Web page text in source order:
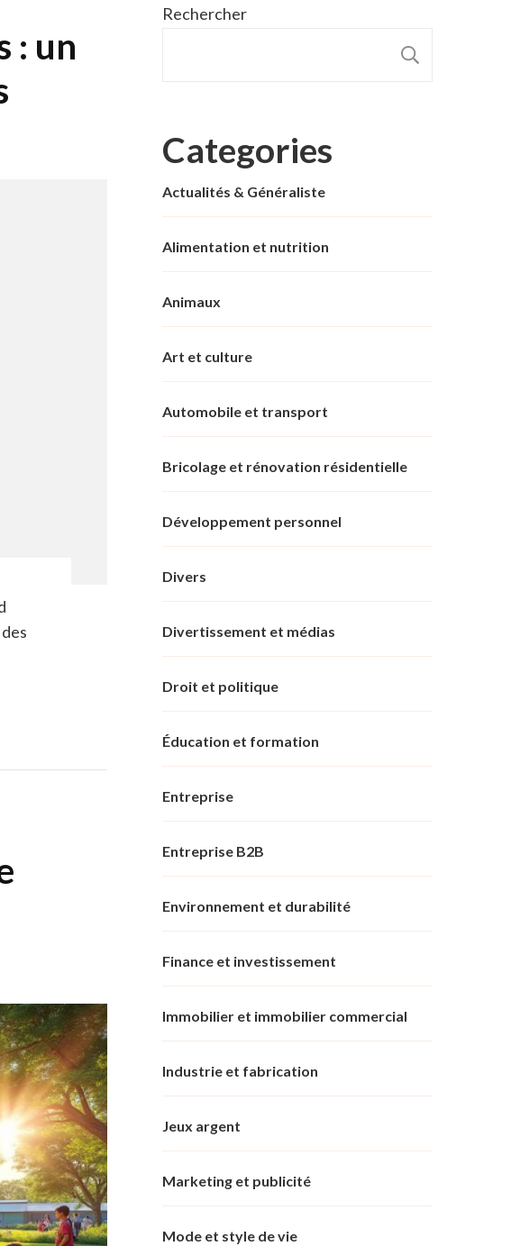
: un
Rechercher
Categories
Actualités & Généraliste
Alimentation et nutrition
Animaux
Art et culture
Automobile et transport
Bricolage et rénovation résidentielle
Développement personnel
Divers
Divertissement et médias
Droit et politique
Éducation et formation
Entreprise
Entreprise B2B
Environnement et durabilité
Finance et investissement
Immobilier et immobilier commercial
Industrie et fabrication
Jeux argent
Marketing et publicité
Mode et style de vie